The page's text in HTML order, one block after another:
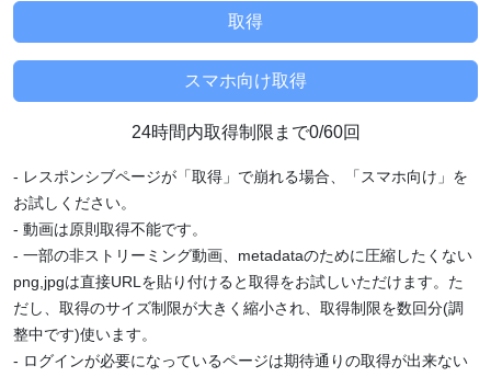
24時間内取得制限まで0/60回
- レスポンシブページが「取得」で崩れる場合、「スマホ向け」を
お試しください。
- 動画は原則取得不能です。
- 一部の非ストリーミング動画、metadataのために圧縮したくない
png,jpgは直接URLを貼り付けると取得をお試しいただけます。た
だし、取得のサイズ制限が大きく縮小され、取得制限を数回分(調
整中です)使います。
- ログインが必要になっているページは期待通りの取得が出来ない